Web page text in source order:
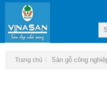
Trang chủ Sàn gỗ công